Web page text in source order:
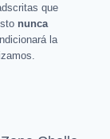
que
nunca
la